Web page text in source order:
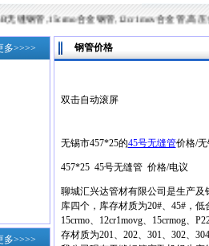
钢管,15crmo合金钢管,12cr1mov合金管,高压
多>>>>
多>>>>
钢管价格
双击自动滚屏
无锡市457*25的45号无缝管价格/
457*25 45号无缝管 价格/电议
聊城汇兴达管材有限公司是生产
库四个，库存材质为20#、45#，
15crmo、12cr1movg、15crmog、
存材质为201、202、301、302、